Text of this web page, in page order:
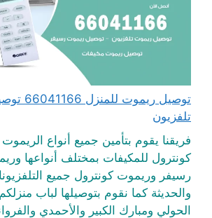
توصيل
تلفزيون
فريقنا يقوم بتأمين جميع أنواع
كونترول للمكيفات بمختلف أنواعها
رسيفر وريموت كونترول جميع
والحديثة كما نقوم بتوصيلها لباب
الحولي ومبارك الكبير والأحمدي